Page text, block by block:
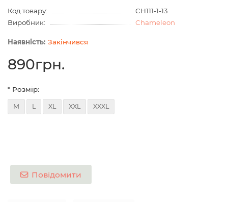
Код товару:
CH111-1-13
Виробник:
Chameleon
Закінчився
890грн.
* Розмір:
M L XL XXL XXXL
Повідомити